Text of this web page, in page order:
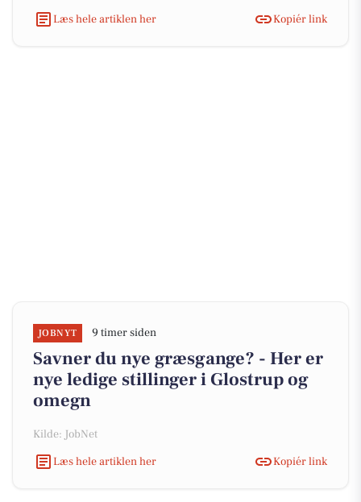
Læs hele artiklen her
Kopiér link
JOBNYT 9 timer siden
Savner du nye græsgange? - Her er
nye ledige stillinger i Glostrup og
omegn
Kilde: JobNet
Læs hele artiklen her
Kopiér link